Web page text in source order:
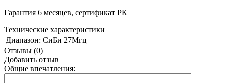
Гарантия 6 месяцев, сертификат РК
Технические характеристики
Диапазон: СиБи 27Мгц
Отзывы (0)
Добавить отзыв
Общие впечатления: